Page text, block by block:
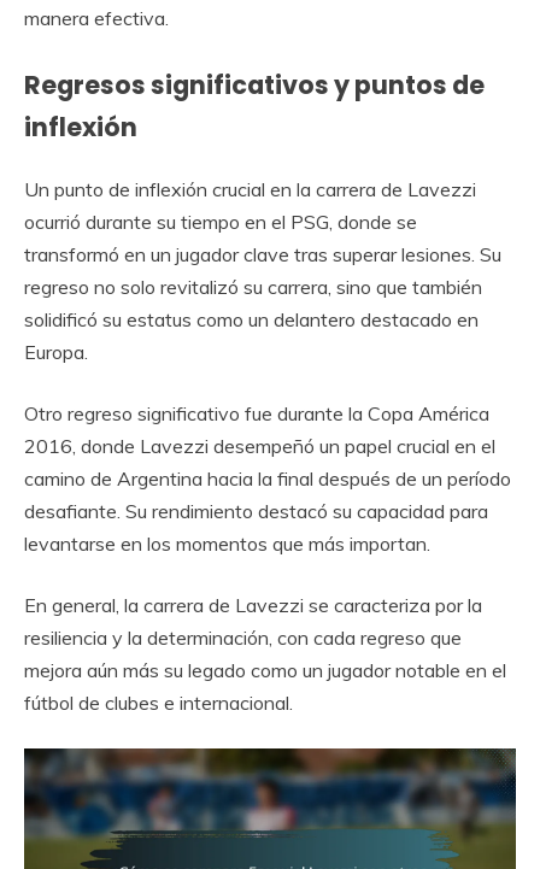
manera efectiva.
Regresos significativos y puntos de
inflexión
Un punto de inflexión crucial en la carrera de Lavezzi
ocurrió durante su tiempo en el PSG, donde se
transformó en un jugador clave tras superar lesiones. Su
regreso no solo revitalizó su carrera, sino que también
solidificó su estatus como un delantero destacado en
Europa.
Otro regreso significativo fue durante la Copa América
2016, donde Lavezzi desempeñó un papel crucial en el
camino de Argentina hacia la final después de un período
desafiante. Su rendimiento destacó su capacidad para
levantarse en los momentos que más importan.
En general, la carrera de Lavezzi se caracteriza por la
resiliencia y la determinación, con cada regreso que
mejora aún más su legado como un jugador notable en el
fútbol de clubes e internacional.